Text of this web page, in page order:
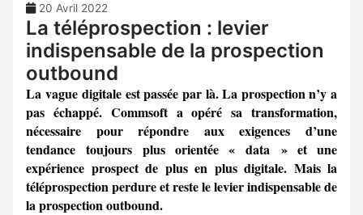
20 Avril 2022
La téléprospection : levier
indispensable de la prospection
outbound
La vague digitale est passée par là. La prospection n’y a
pas échappé. Commsoft a opéré sa transformation,
nécessaire pour répondre aux exigences d’une
tendance toujours plus orientée « data » et une
expérience prospect de plus en plus digitale. Mais la
téléprospection perdure et reste le levier indispensable de
la prospection outbound.